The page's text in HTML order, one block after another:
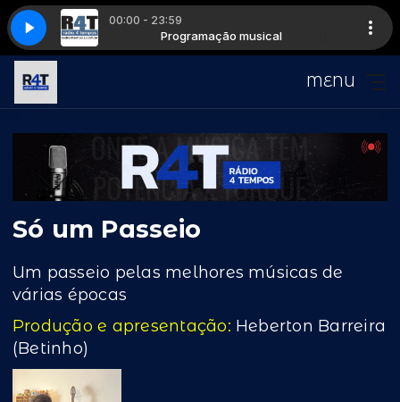
00:00 - 23:59
Programação musical
Love Got to Do with It Tina Turner - What's Love Got to Do with It
MENU
Só um Passeio
Um passeio pelas melhores músicas de
várias épocas
Produção e apresentação: Heberton Barreira
(Betinho)